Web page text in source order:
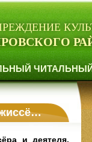
Наталии Сац
и деятеля,